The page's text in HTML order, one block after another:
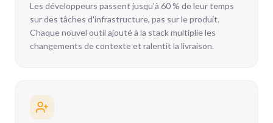
Les développeurs passent jusqu'à 60 % de leur temps
sur des tâches d'infrastructure, pas sur le produit.
Chaque nouvel outil ajouté à la stack multiplie les
changements de contexte et ralentit la livraison.